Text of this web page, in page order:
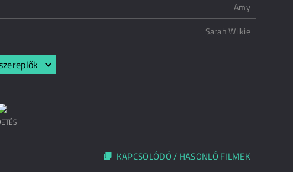
Amy
Sarah Wilkie
KAPCSOLÓDÓ / HASONLÓ FILMEK